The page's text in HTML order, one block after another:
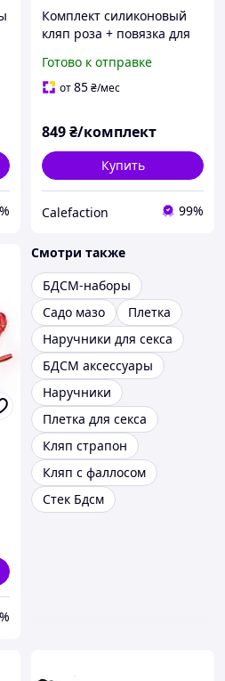
Комплект силиконовый
кляп роза + повязка для
глаз/рук
Готово к отправке
от85₴/мес
849₴/комплект
Купить
Calefaction 99%
Смотри также
БДСМ-наборы
Садо мазо
Плетка
Наручники для секса
БДСМ аксессуары
Наручники
Плетка для секса
Кляп страпон
Кляп с фаллосом
Стек Бдсм